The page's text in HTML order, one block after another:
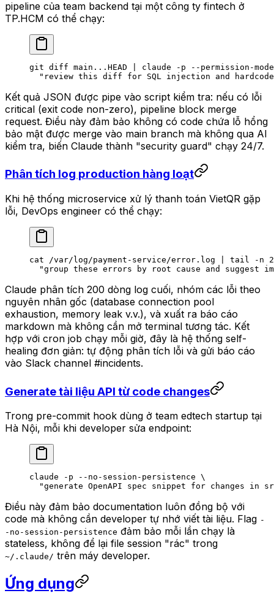
pipeline của team backend tại một công ty fintech ở
TP.HCM có thể chạy:
git diff main...HEAD claude -p --permission-mode
"review this diff for SQL injection and
Kết quả JSON được pipe vào script kiểm tra: nếu có lỗi
critical (exit code non-zero), pipeline block merge
request. Điều này đảm bảo không có code chứa lỗ hổng
bảo mật được merge vào main branch mà không qua AI
kiểm tra, biến Claude thành "security guard" chạy 24/7.
Phân tích log production hàng loạt
Khi hệ thống microservice xử lý thanh toán VietQR gặp
lỗi, DevOps engineer có thể chạy:
cat /var/log/payment-service/error.log tail -n
"group these errors by root cause and suggest
Claude phân tích 200 dòng log cuối, nhóm các lỗi theo
nguyên nhân gốc (database connection pool
exhaustion, memory leak v.v.), và xuất ra báo cáo
markdown mà không cần mở terminal tương tác. Kết
hợp với cron job chạy mỗi giờ, đây là hệ thống self-
healing đơn giản: tự động phân tích lỗi và gửi báo cáo
vào Slack channel #incidents.
Generate tài liệu API từ code changes
Trong pre-commit hook dùng ở team edtech startup tại
Hà Nội, mỗi khi developer sửa endpoint:
claude -p --no-session-persistence \
"generate OpenAPI spec snippet for changes in
Điều này đảm bảo documentation luôn đồng bộ với
code mà không cần developer tự nhớ viết tài liệu. Flag -
-no-session-persistence đảm bảo mỗi lần chạy là
stateless, không để lại file session "rác" trong
~/.claude/ trên máy developer.
Ứng dụng